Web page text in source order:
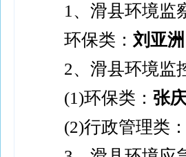
1 、滑县环境监
环保类： 刘亚
2、滑县环境监
(1)环保类： 张
(2)行政管理类：